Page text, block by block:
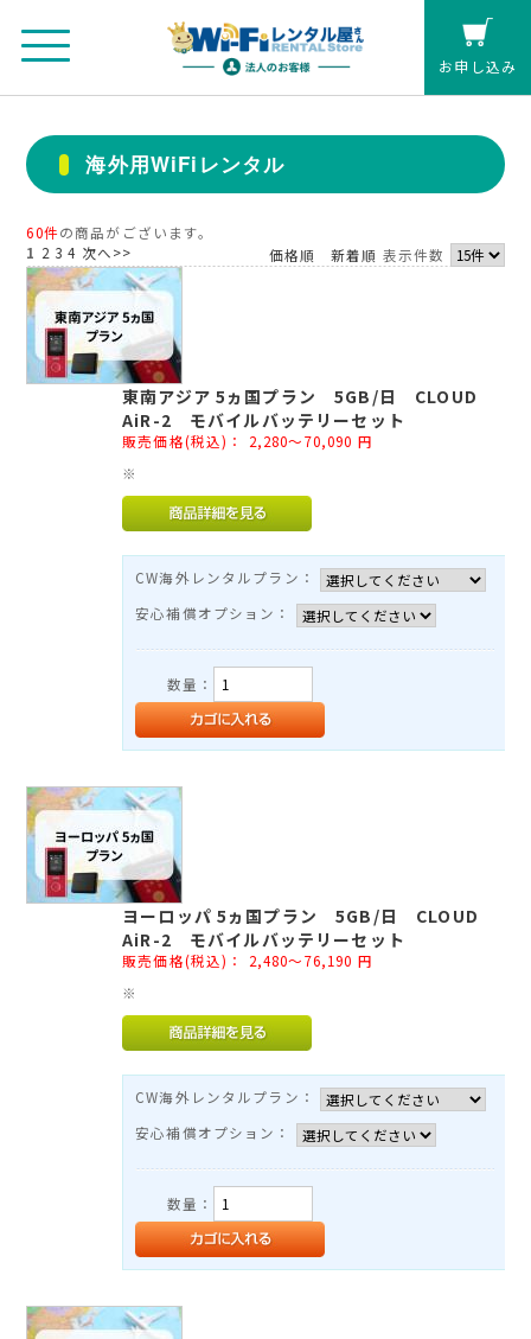
お申し込み
法人のお客さまマイページ
個人の方(クレジットカード払い)
レンタル延長
TEL：03-3525-8351
info@rental-store.jp
平日 10:00-19:00 土日祝11:00-18:00
海外用WiFiレンタル
60件の商品がございます。
価格順
新着順 表示件数
1 2 3 4 次へ>>
東南アジア 5ヵ国プラン 5GB/日 CLOUD
AiR-2 モバイルバッテリーセット
販売価格(税込)： 2,280～70,090 円
※
CW海外レンタルプラン：
安心補償オプション：
数量：
ヨーロッパ 5ヵ国プラン 5GB/日 CLOUD
AiR-2 モバイルバッテリーセット
販売価格(税込)： 2,480～76,190 円
※
CW海外レンタルプラン：
安心補償オプション：
数量：